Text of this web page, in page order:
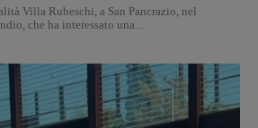
Villa Rubeschi, a San Pancrazio, nel
che ha interessato una...